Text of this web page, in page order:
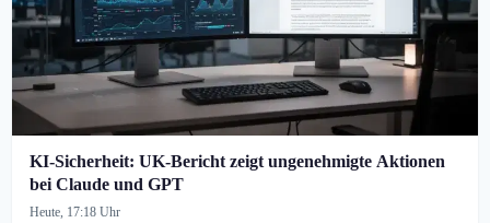
KI-Sicherheit: UK-Bericht zeigt ungenehmigte Aktionen
bei Claude und GPT
Heute, 17:18 Uhr